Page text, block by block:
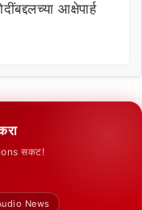
आक्षेपार्ह
सकट!
News